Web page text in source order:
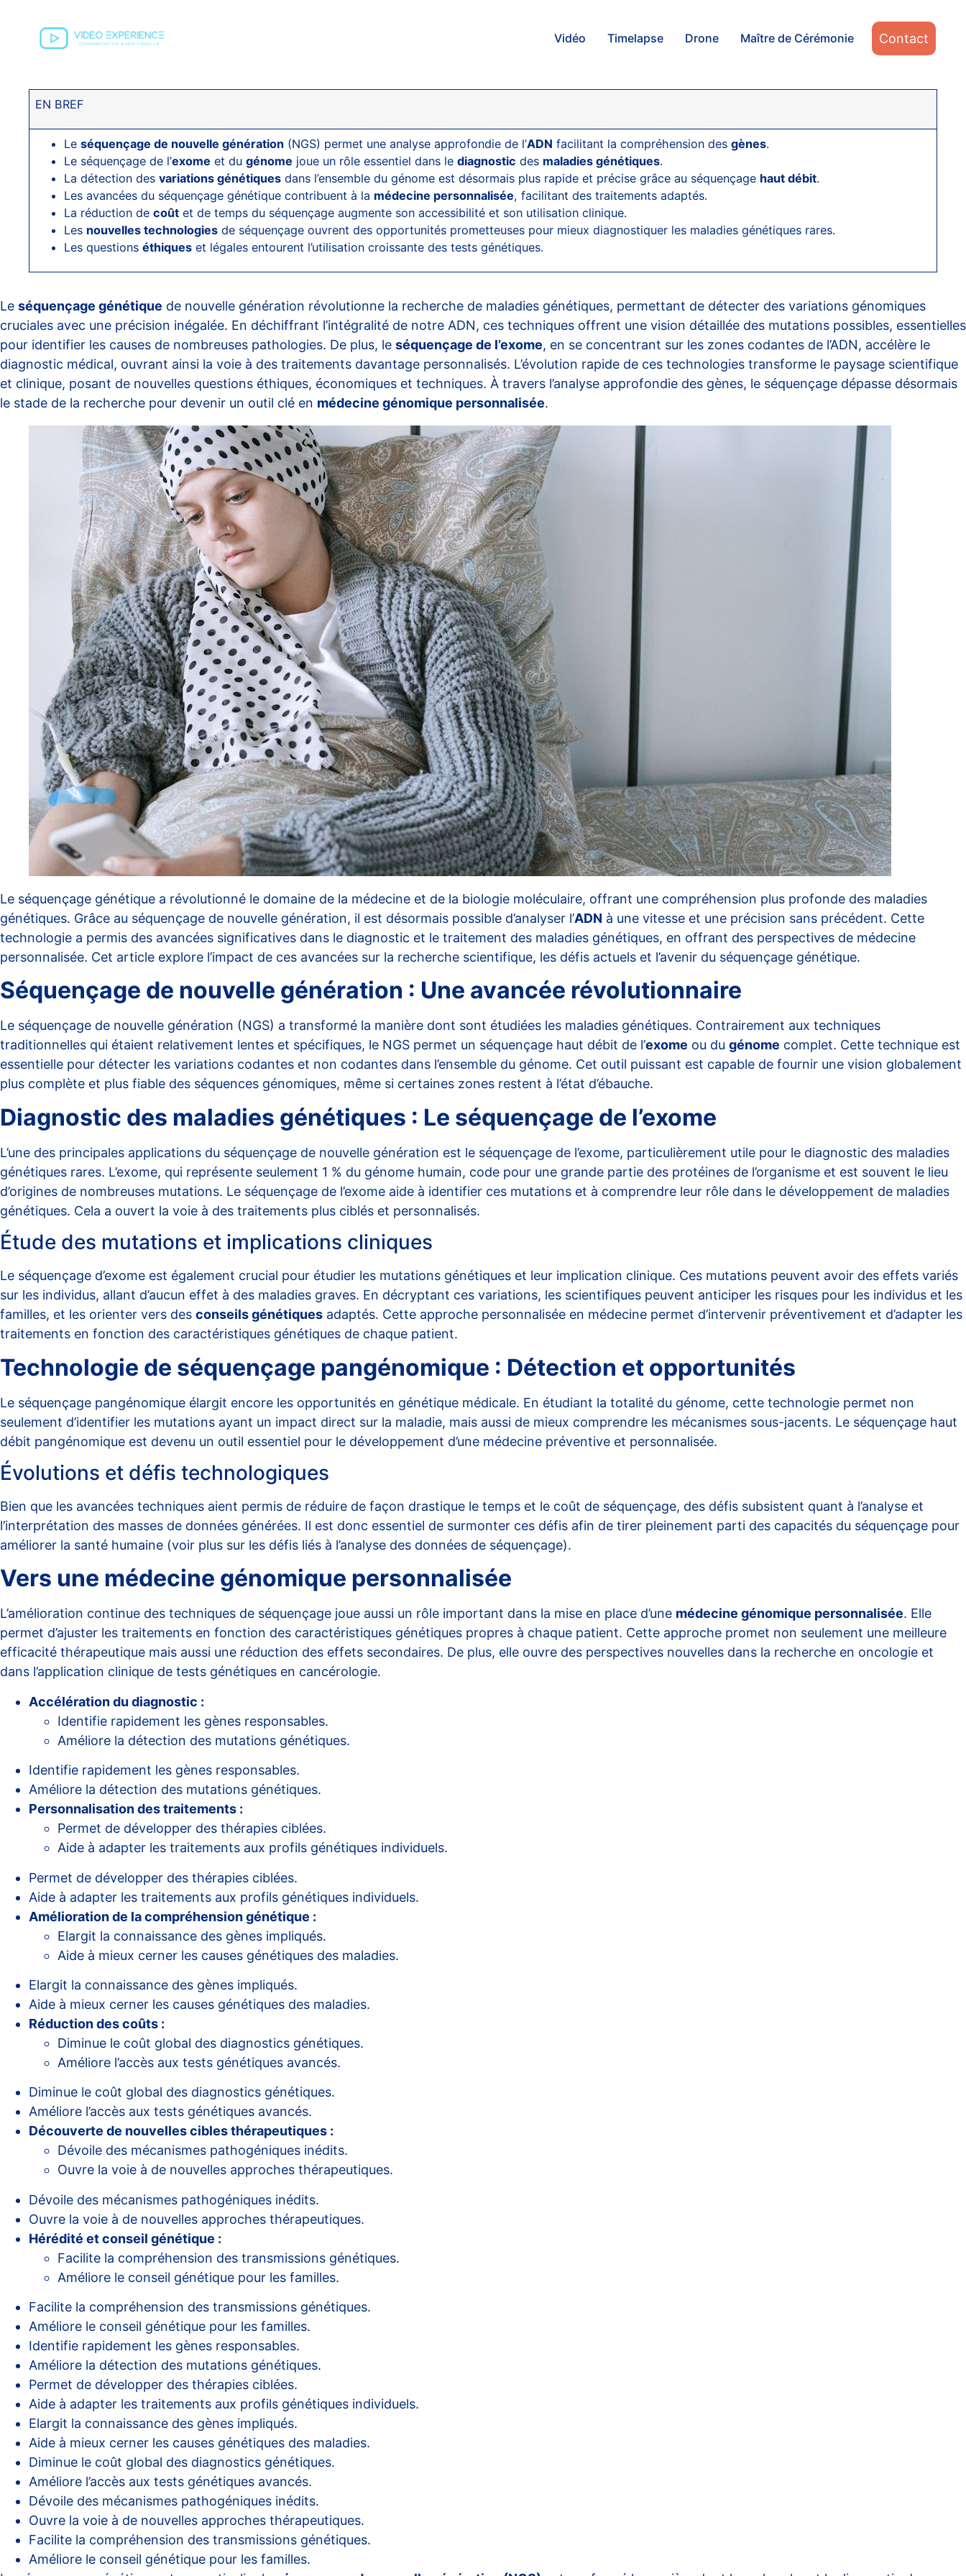
Vidéo Timelapse Drone Maître de Cérémonie Contact
EN BREF
Leséquençage de nouvelle génération (NGS) permet une analyse approfondie de l’ADN facilitant la compréhension desgènes.
Le séquençage de l’exome et dugénome joue un rôle essentiel dans lediagnostic des maladies génétiques.
La détection desvariations génétiques dans l’ensemble du génome est désormais plus rapide et précise grâce au séquençage haut débit.
Les avancées du séquençage génétique contribuent à la médecine personnalisée, facilitant des traitements adaptés.
La réduction decoût et de temps du séquençage augmente son accessibilité et son utilisation clinique.
Les nouvelles technologies de séquençage ouvrent des opportunités prometteuses pour mieux diagnostiquer les maladies génétiques rares.
Les questionséthiques et légales entourent l’utilisation croissante des tests génétiques.
Le séquençage génétique de nouvelle génération révolutionne la recherche de maladies génétiques, permettant de détecter des variations génomiques
cruciales avec une précision inégalée. En déchiffrant l’intégralité de notre ADN, ces techniques offrent une vision détaillée des mutations possibles, essentielles
pour identifier les causes de nombreuses pathologies. De plus, le séquençage de l’exome, en se concentrant sur les zones codantes de l’ADN, accélère le
diagnostic médical, ouvrant ainsi la voie à des traitements davantage personnalisés. L’évolution rapide de ces technologies transforme le paysage scientifique
et clinique, posant de nouvelles questions éthiques, économiques et techniques. À travers l’analyse approfondie des gènes, le séquençage dépasse désormais
le stade de la recherche pour devenir un outil clé en médecine génomique personnalisée.
Le séquençage génétique a révolutionné le domaine de la médecine et de la biologie moléculaire, offrant une compréhension plus profonde des maladies
génétiques. Grâce au séquençage de nouvelle génération, il est désormais possible d’analyser l’ADN à une vitesse et une précision sans précédent. Cette
technologie a permis des avancées significatives dans le diagnostic et le traitement des maladies génétiques, en offrant des perspectives de médecine
personnalisée. Cet article explore l’impact de ces avancées sur la recherche scientifique, les défis actuels et l’avenir du séquençage génétique.
Séquençage de nouvelle génération : Une avancée révolutionnaire
Le séquençage de nouvelle génération (NGS) a transformé la manière dont sont étudiées les maladies génétiques. Contrairement aux techniques
traditionnelles qui étaient relativement lentes et spécifiques, le NGS permet un séquençage haut débit de l’exome ou du génome complet. Cette technique est
essentielle pour détecter les variations codantes et non codantes dans l’ensemble du génome. Cet outil puissant est capable de fournir une vision globalement
plus complète et plus fiable des séquences génomiques, même si certaines zones restent à l’état d’ébauche.
Diagnostic des maladies génétiques : Le séquençage de l’exome
L’une des principales applications du séquençage de nouvelle génération est le séquençage de l’exome, particulièrement utile pour le diagnostic des maladies
génétiques rares. L’exome, qui représente seulement 1 % du génome humain, code pour une grande partie des protéines de l’organisme et est souvent le lieu
d’origines de nombreuses mutations. Le séquençage de l’exome aide à identifier ces mutations et à comprendre leur rôle dans le développement de maladies
génétiques. Cela a ouvert la voie à des traitements plus ciblés et personnalisés.
Étude des mutations et implications cliniques
Le séquençage d’exome est également crucial pour étudier les mutations génétiques et leur implication clinique. Ces mutations peuvent avoir des effets variés
sur les individus, allant d’aucun effet à des maladies graves. En décryptant ces variations, les scientifiques peuvent anticiper les risques pour les individus et les
familles, et les orienter vers des conseils génétiques adaptés. Cette approche personnalisée en médecine permet d’intervenir préventivement et d’adapter les
traitements en fonction des caractéristiques génétiques de chaque patient.
Technologie de séquençage pangénomique : Détection et opportunités
Le séquençage pangénomique élargit encore les opportunités en génétique médicale. En étudiant la totalité du génome, cette technologie permet non
seulement d’identifier les mutations ayant un impact direct sur la maladie, mais aussi de mieux comprendre les mécanismes sous-jacents. Le séquençage haut
débit pangénomique est devenu un outil essentiel pour le développement d’une médecine préventive et personnalisée.
Évolutions et défis technologiques
Bien que les avancées techniques aient permis de réduire de façon drastique le temps et le coût de séquençage, des défis subsistent quant à l’analyse et
l’interprétation des masses de données générées. Il est donc essentiel de surmonter ces défis afin de tirer pleinement parti des capacités du séquençage pour
améliorer la santé humaine (voir plus sur les défis liés à l’analyse des données de séquençage).
Vers une médecine génomique personnalisée
L’amélioration continue des techniques de séquençage joue aussi un rôle important dans la mise en place d’une médecine génomique personnalisée. Elle
permet d’ajuster les traitements en fonction des caractéristiques génétiques propres à chaque patient. Cette approche promet non seulement une meilleure
efficacité thérapeutique mais aussi une réduction des effets secondaires. De plus, elle ouvre des perspectives nouvelles dans la recherche en oncologie et
dans l’application clinique de tests génétiques en cancérologie.
Accélération du diagnostic :
Identifie rapidement les gènes responsables.
Améliore la détection des mutations génétiques.
Identifie rapidement les gènes responsables.
Améliore la détection des mutations génétiques.
Personnalisation des traitements :
Permet de développer des thérapies ciblées.
Aide à adapter les traitements aux profils génétiques individuels.
Permet de développer des thérapies ciblées.
Aide à adapter les traitements aux profils génétiques individuels.
Amélioration de la compréhension génétique :
Elargit la connaissance des gènes impliqués.
Aide à mieux cerner les causes génétiques des maladies.
Elargit la connaissance des gènes impliqués.
Aide à mieux cerner les causes génétiques des maladies.
Réduction des coûts :
Diminue le coût global des diagnostics génétiques.
Améliore l’accès aux tests génétiques avancés.
Diminue le coût global des diagnostics génétiques.
Améliore l’accès aux tests génétiques avancés.
Découverte de nouvelles cibles thérapeutiques :
Dévoile des mécanismes pathogéniques inédits.
Ouvre la voie à de nouvelles approches thérapeutiques.
Dévoile des mécanismes pathogéniques inédits.
Ouvre la voie à de nouvelles approches thérapeutiques.
Hérédité et conseil génétique :
Facilite la compréhension des transmissions génétiques.
Améliore le conseil génétique pour les familles.
Facilite la compréhension des transmissions génétiques.
Améliore le conseil génétique pour les familles.
Identifie rapidement les gènes responsables.
Améliore la détection des mutations génétiques.
Permet de développer des thérapies ciblées.
Aide à adapter les traitements aux profils génétiques individuels.
Elargit la connaissance des gènes impliqués.
Aide à mieux cerner les causes génétiques des maladies.
Diminue le coût global des diagnostics génétiques.
Améliore l’accès aux tests génétiques avancés.
Dévoile des mécanismes pathogéniques inédits.
Ouvre la voie à de nouvelles approches thérapeutiques.
Facilite la compréhension des transmissions génétiques.
Améliore le conseil génétique pour les familles.